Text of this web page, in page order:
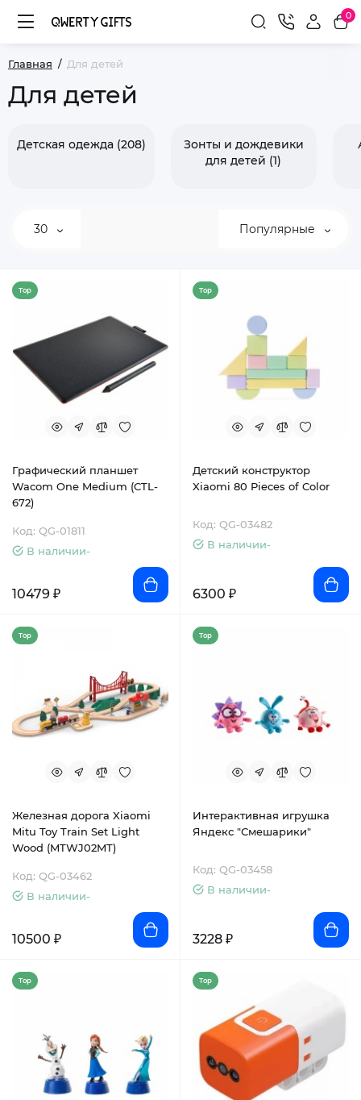
0
Главная Для детей
Для детей
Детская одежда (208)
Зонты и дождевики
для детей (1)
30 Популярные
Top
Графический планшет
Wacom One Medium (CTL-
672)
Код: QG-01811
В наличии-
10479 ₽
Top
Детский конструктор
Xiaomi 80 Pieces of Color
Код: QG-03482
В наличии-
6300 ₽
Top
Железная дорога Xiaomi
Mitu Toy Train Set Light
Wood (MTWJ02MT)
Код: QG-03462
В наличии-
10500 ₽
Top
Интерактивная игрушка
Яндекс "Смешарики"
Код: QG-03458
В наличии-
3228 ₽
Top Top